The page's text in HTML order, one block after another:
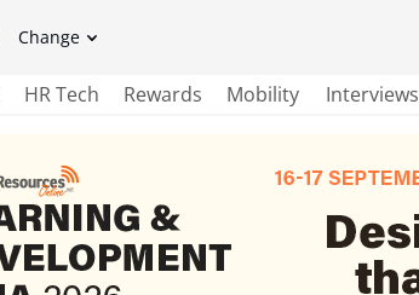
Change
HR Tech Rewards Mobility Interviews